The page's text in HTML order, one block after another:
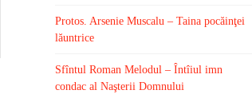
Protos. Arsenie Muscalu – Taina pocăinţei
lăuntrice
Sfîntul Roman Melodul – Întîiul imn
condac al Naşterii Domnului